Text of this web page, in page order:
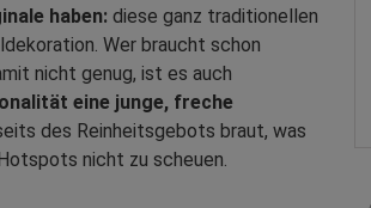
haben: diese ganz traditionellen
Wer braucht schon
nicht genug, ist es auch
eine junge, freche
des Reinheitsgebots braut, was
nicht zu scheuen.